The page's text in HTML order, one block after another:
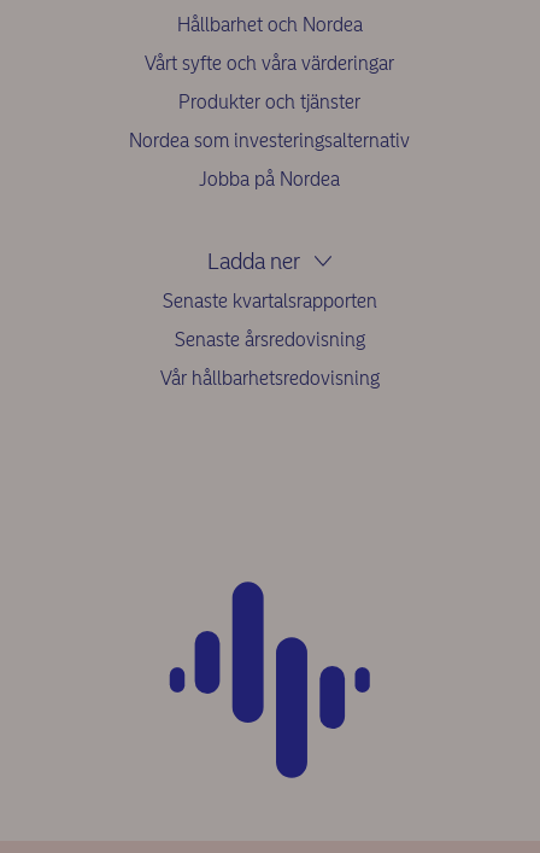
Hållbarhet och Nordea
Vårt syfte och våra värderingar
Produkter och tjänster
Nordea som investeringsalternativ
Jobba på Nordea
Ladda ner
Senaste kvartalsrapporten
Senaste årsredovisning
Vår hållbarhetsredovisning